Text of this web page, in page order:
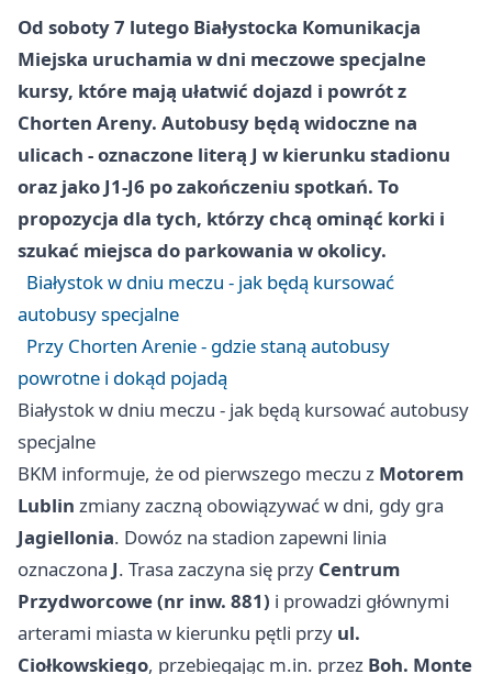
Od soboty7 lutego Białystocka Komunikacja
Miejska uruchamia w dni meczowe specjalne
kursy, które mają ułatwić dojazd i powrót z
Chorten Areny. Autobusy będą widoczne na
ulicach - oznaczone literą J w kierunku stadionu
oraz jako J1-J6 po zakończeniu spotkań. To
propozycja dla tych, którzy chcą ominąć korki i
szukać miejsca do parkowania w okolicy.
Białystok w dniu meczu - jak będą kursować
autobusy specjalne
Przy Chorten Arenie - gdzie staną autobusy
powrotne i dokąd pojadą
Białystok w dniu meczu - jak będą kursować autobusy
specjalne
BKM informuje, że od pierwszego meczu z Motorem
Lublin zmiany zaczną obowiązywać w dni, gdy gra
Jagiellonia. Dowóz na stadion zapewni linia
oznaczona J. Trasa zaczyna się przy Centrum
Przydworcowe (nr inw. 881) i prowadzi głównymi
arterami miasta w kierunku pętli przy ul.
Ciołkowskiego, przebiegając m.in. przez Boh. Monte